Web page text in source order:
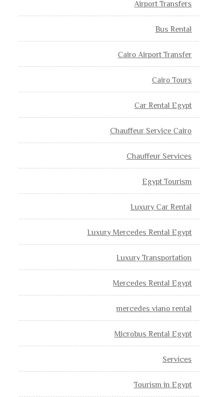
Airport Transfers
Bus Rental
Cairo Airport Transfer
Cairo Tours
Car Rental Egypt
Chauffeur Service Cairo
Chauffeur Services
Egypt Tourism
Luxury Car Rental
Luxury Mercedes Rental Egypt
Luxury Transportation
Mercedes Rental Egypt
mercedes viano rental
Microbus Rental Egypt
Services
Tourism in Egypt